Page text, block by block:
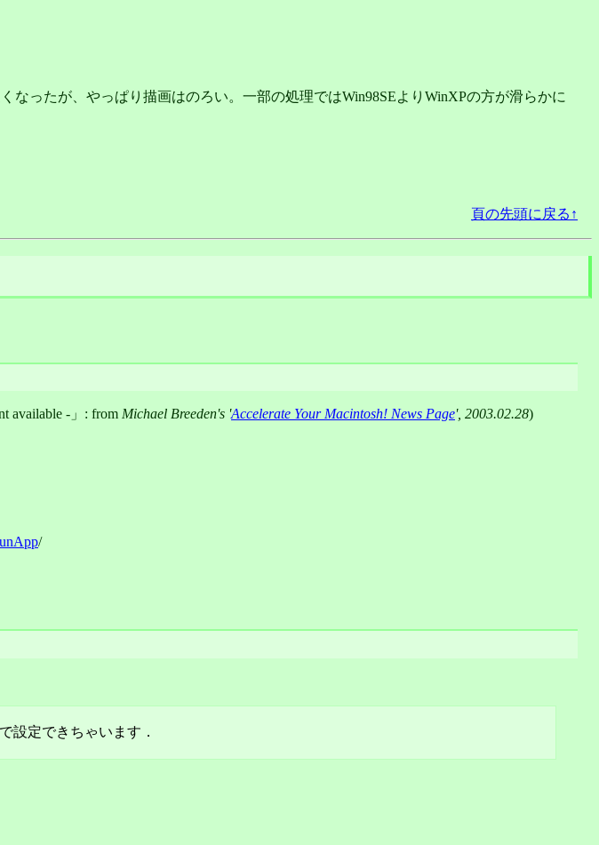
なったが、やっぱり描画はのろい。一部の処理ではWin98SEよりWinXPの方が滑らかに
頁の先頭に戻る↑
available - : from Michael Breeden's 'Accelerate Your Macintosh! News Page', 2003.02.28)
/
設定できちゃいます．